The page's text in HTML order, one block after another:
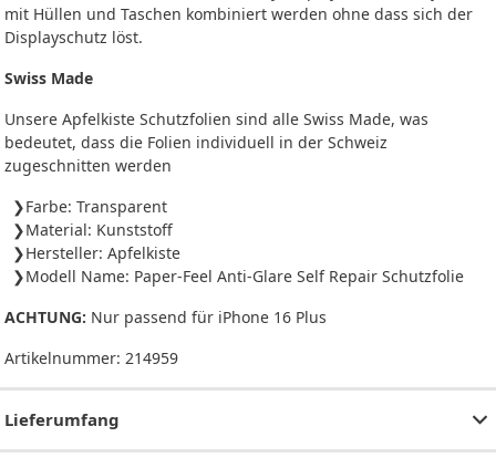
mit Hüllen und Taschen kombiniert werden ohne dass sich der
Displayschutz löst.
Swiss Made
Unsere Apfelkiste Schutzfolien sind alle Swiss Made, was
bedeutet, dass die Folien individuell in der Schweiz
zugeschnitten werden
Farbe: Transparent
Material: Kunststoff
Hersteller: Apfelkiste
Modell Name: Paper-Feel Anti-Glare Self Repair Schutzfolie
ACHTUNG: Nur passend für iPhone 16 Plus
Artikelnummer: 214959
Lieferumfang